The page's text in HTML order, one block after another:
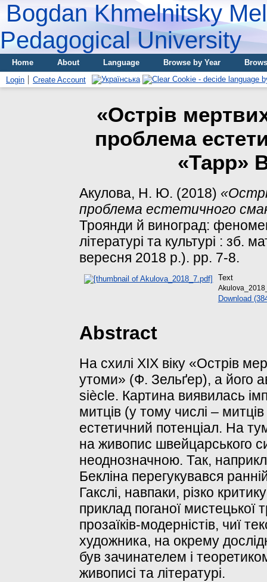
Bogdan Khmelnitsky
Pedagogical University
Home About Language Browse by Year
Login
Create Account
«Острів
проблема
«Тарр»
Акулова, Н. Ю. (2018)
проблема естетичного
Троянди й виноград:
літературі та культурі : зб.
вересня 2018 р.). pp. 7-8.
Text
Download
Abstract
На схилі ХІХ віку «Острів
утоми» (Ф. Зельґер), а його
siècle. Картина виявилась
митців (у тому числі –
естетичний потенціал. На
на живопис швейцарського
неоднозначною. Так,
Бекліна перегукувався
Гакслі, навпаки, різко
приклад поганої мистецької
прозаїків-модерністів, чиї
художника, на окрему
був зачинателем і
живописі та літературі.